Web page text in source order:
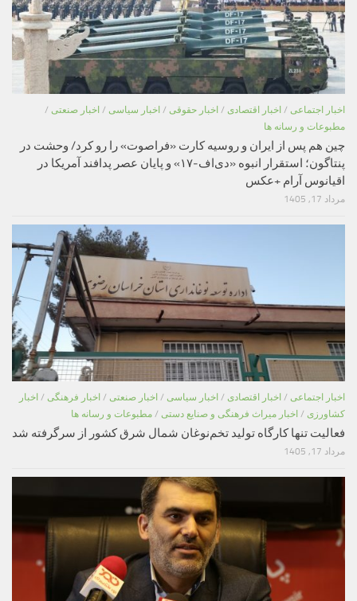
اخبار اجتماعی / اخبار اقتصادی / اخبار حقوقی / اخبار سیاسی / اخبار صنعتی /
مطبوعات و رسانه ها
چین هم پس از ایران و روسیه کارت «فراصوت» را رو کرد/ وحشت در
پنتاگون؛ استقرار انبوه «دی‌اف‑۱۷» و پایان عصر پدافند آمریکا در
اقیانوس آرام +عکس
مرداد 17, 1405
اخبار اجتماعی / اخبار اقتصادی / اخبار سیاسی / اخبار صنعتی / اخبار فرهنگی / اخبار
کشاورزی / اخبار میراث فرهنگی و صنایع دستی / مطبوعات و رسانه ها
فعالیت تنها کارگاه تولید تخم‌نوغان شمال شرق کشور از سرگرفته شد
مرداد 17, 1405